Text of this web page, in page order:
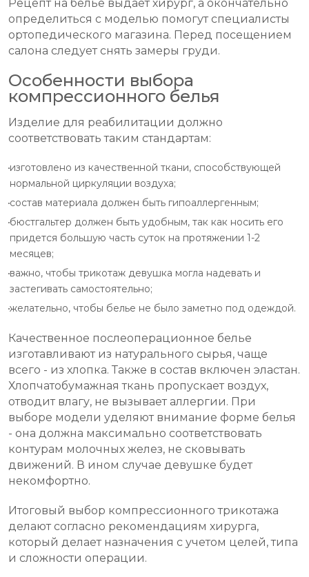
Рецепт на белье выдает хирург, а окончательно
определиться с моделью помогут специалисты
ортопедического магазина. Перед посещением
салона следует снять замеры груди.
Особенности выбора
компрессионного белья
Изделие для реабилитации должно
соответствовать таким стандартам:
изготовлено из качественной ткани, способствующей
нормальной циркуляции воздуха;
состав материала должен быть гипоаллергенным;
бюстгальтер должен быть удобным, так как носить его
придется большую часть суток на протяжении 1-2
месяцев;
важно, чтобы трикотаж девушка могла надевать и
застегивать самостоятельно;
желательно, чтобы белье не было заметно под одеждой.
Качественное послеоперационное белье
изготавливают из натурального сырья, чаще
всего - из хлопка. Также в состав включен эластан.
Хлопчатобумажная ткань пропускает воздух,
отводит влагу, не вызывает аллергии. При
выборе модели уделяют внимание форме белья
- она должна максимально соответствовать
контурам молочных желез, не сковывать
движений. В ином случае девушке будет
некомфортно.
Итоговый выбор компрессионного трикотажа
делают согласно рекомендациям хирурга,
который делает назначения с учетом целей, типа
и сложности операции.